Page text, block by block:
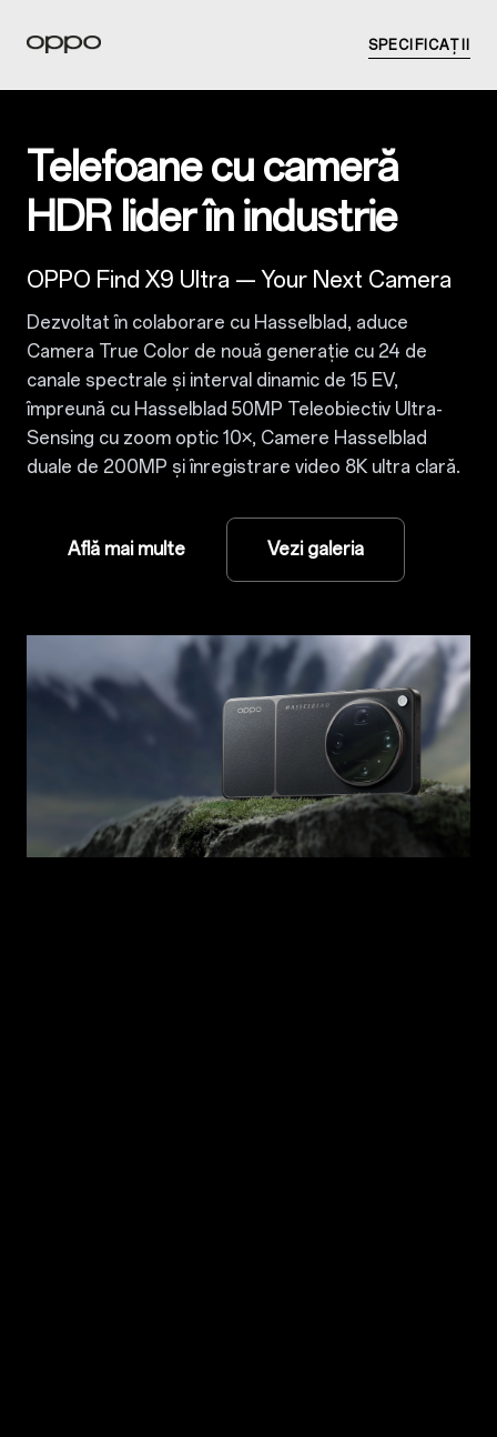
SPECIFICAȚII
Telefoane cu cameră
HDR lider în industrie
OPPO Find X9 Ultra — Your Next Camera
Dezvoltat în colaborare cu Hasselblad, aduce
Camera True Color de nouă generație cu 24 de
canale spectrale și interval dinamic de 15 EV,
împreună cu Hasselblad 50MP Teleobiectiv Ultra-
Sensing cu zoom optic 10×, Camere Hasselblad
duale de 200MP și înregistrare video 8K ultra clară.
Află mai multe Vezi galeria